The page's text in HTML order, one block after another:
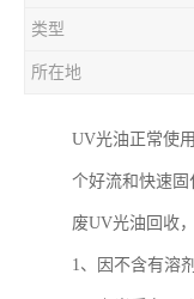
类型
所在地
UV光油正常使
个好流和快速固
废UV光油回收
1、因不含有溶